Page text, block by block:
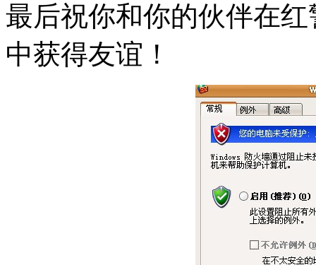
最后祝你和你的伙伴在
中获得友谊！